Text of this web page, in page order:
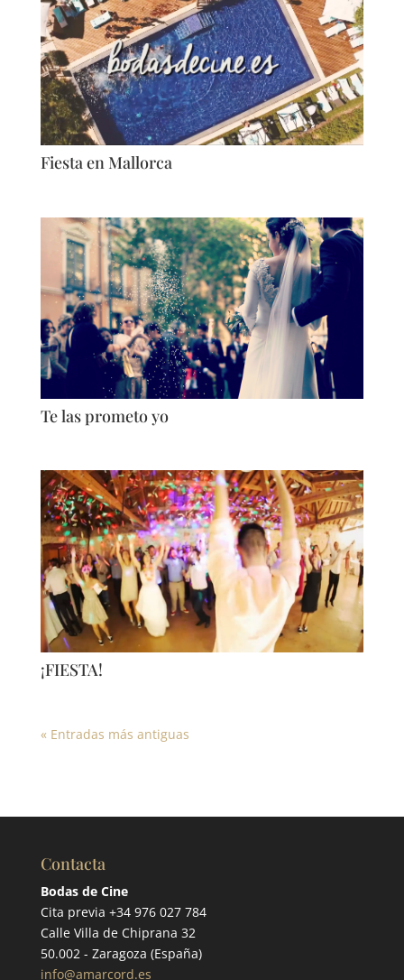
Fiesta en Mallorca
Te las prometo yo
¡FIESTA!
« Entradas más antiguas
Contacta
Bodas de Cine
Cita previa +34 976 027 784
Calle Villa de Chiprana 32
50.002 - Zaragoza (España)
info@amarcord.es